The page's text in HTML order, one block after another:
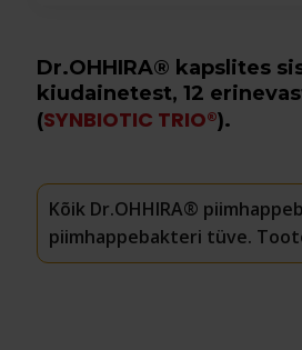
Dr.OHHIRA® kapslites
kiudainetest, 12
(SYNBIOTIC TRIO®).
Kõik Dr.OHHIRA®
piimhappebakteri tüve.